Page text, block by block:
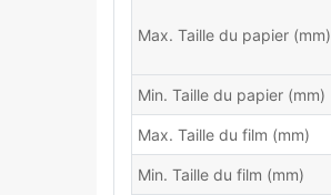
Max. Taille du papier (mm)
Min. Taille du papier (mm)
Max. Taille du film (mm)
Min. Taille du film (mm)